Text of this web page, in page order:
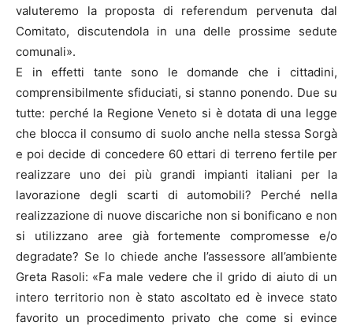
valuteremo la proposta di referendum pervenuta dal
Comitato, discutendola in una delle prossime sedute
comunali».
E in effetti tante sono le domande che i cittadini,
comprensibilmente sfiduciati, si stanno ponendo. Due su
tutte: perché la Regione Veneto si è dotata di una legge
che blocca il consumo di suolo anche nella stessa Sorgà
e poi decide di concedere 60 ettari di terreno fertile per
realizzare uno dei più grandi impianti italiani per la
lavorazione degli scarti di automobili? Perché nella
realizzazione di nuove discariche non si bonificano e non
si utilizzano aree già fortemente compromesse e/o
degradate? Se lo chiede anche l’assessore all’ambiente
Greta Rasoli: «Fa male vedere che il grido di aiuto di un
intero territorio non è stato ascoltato ed è invece stato
favorito un procedimento privato che come si evince